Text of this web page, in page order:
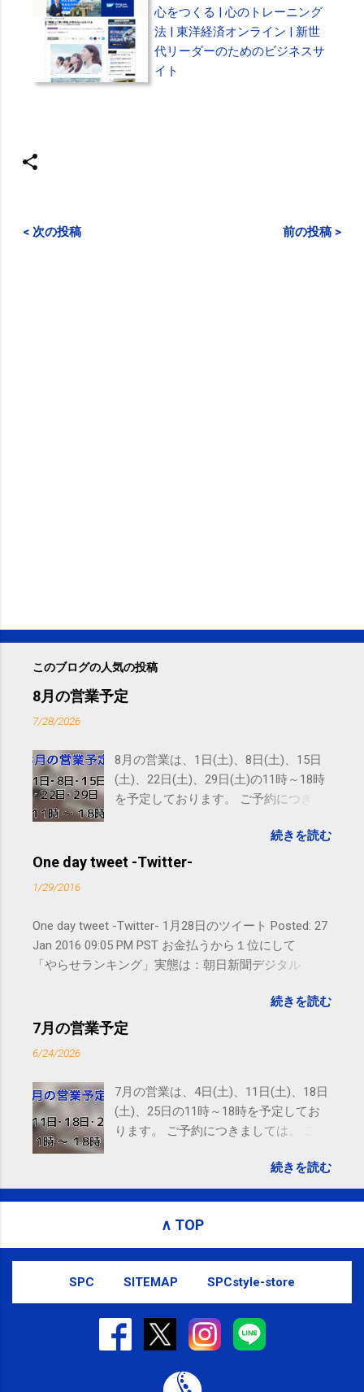
心をつくる | 心のトレーニング
法 | 東洋経済オンライン | 新世
代リーダーのためのビジネスサ
イト
< 次の投稿 前の投稿 >
このブログの人気の投稿
8月の営業予定
7/28/2026
8月の営業は、1日(土)、8日(土)、15日
(土)、22日(土)、29日(土)の11時～18時
を予定しております。 ご予約につきま
す。 電話に出られないことがあります
ので、ご予約、お問い合わせは
続きを読む
One day tweet -Twitter-
1/29/2016
One day tweet -Twitter- 1月28日のツイート Posted: 27
Jan 2016 09:05 PM PST お金払うから１位にして
「やらせランキング」実態は：朝日新聞デジタル
to email updates from サクマフィジカルコンディショ
ニング(@SPCstyle) - Twilog . To stop receiving these
powered by Google Google Inc., 1600 Amphitheatre
Parkway, Mountain View, CA 94043, United States
続きを読む
7月の営業予定
6/24/2026
7月の営業は、4日(土)、11日(土)、18日
(土)、25日の11時～18時を予定してお
ります。 ご予約につきましては、 こち
れないことがありますので、ご予約、
お問い合わせはSMS（ショートメッセ
続きを読む
∧ TOP
SPC SITEMAP SPCstyle-store